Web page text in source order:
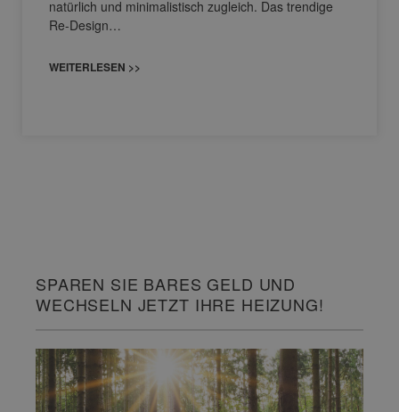
natürlich und minimalistisch zugleich. Das trendige
Re-Design…
WEITERLESEN >>
SPAREN SIE BARES GELD UND
WECHSELN JETZT IHRE HEIZUNG!